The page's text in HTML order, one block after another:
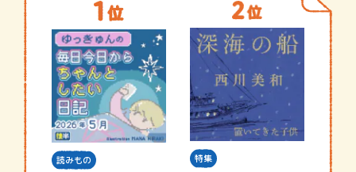
読みもの 特集